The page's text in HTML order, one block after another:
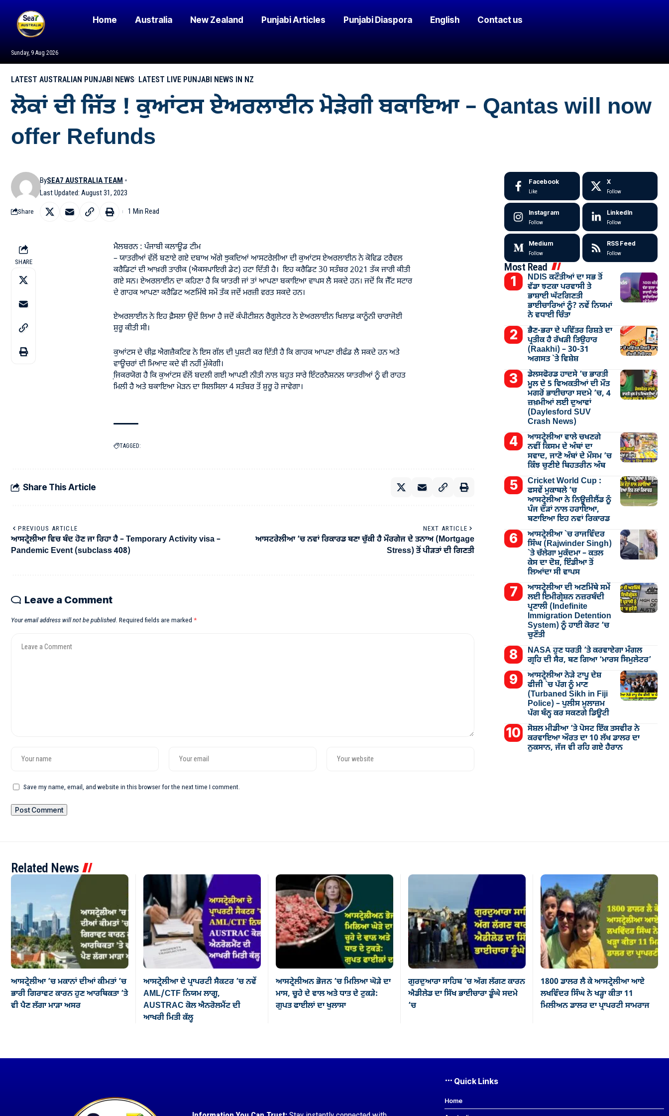
Sunday, 9 Aug 2026
Home Australia New Zealand Punjabi Articles Punjabi Diaspora English Contact us
LATEST AUSTRALIAN PUNJABI NEWS LATEST LIVE PUNJABI NEWS IN NZ
ਲੋਕਾਂ ਦੀ ਜਿੱਤ ! ਕੁਆਂਟਸ ਏਅਰਲਾਈਨ ਮੋੜੇਗੀ ਬਕਾਇਆ – Qantas will now
offer Refunds
Last Updated: August 31, 2023
BySEA7 AUSTRALIA TEAM
Share 1 Min Read
SHARE
ਮੈਲਬਰਨ : ਪੰਜਾਬੀ ਕਲਾਊਡ ਟੀਮ
– ਯਾਤਰੀਆਂ ਵੱਲੋਂ ਬਣਾਏ ਗਏ ਦਬਾਅ ਅੱਗੇ ਝੁਕਦਿਆਂ ਆਸਟਰੇਲੀਆ ਦੀ ਕੁਆਂਟਸ ਏਅਰਲਾਈਨ ਨੇ ਕੋਵਿਡ ਟਰੈਵਲ
ਕਰੈਡਿਟਾਂ ਦੀ ਆਖ਼ਰੀ ਤਾਰੀਕ (ਐਕਸਪਾਇਰੀ ਡੇਟ) ਹਟਾ ਦਿੱਤੀ ਹੈ। ਇਹ ਕਰੈਡਿਟ 30 ਸਤੰਬਰ 2021 ਤੱਕ ਜਾਰੀ ਕੀਤੀ
ਗਏ ਸਨ। ਏਅਰਲਾਈਨ ਦਾ ਕਹਿਣਾ ਹੈ ਕਿ ਯਾਤਰੀ ਜਾਂ ਤਾਂ ਆਪਣਾ ਬਕਾਇਆ ਵਾਪਸ ਲੈ ਸਕਦੇ ਹਨ। ਜਦੋਂ ਕਿ ਜੈੱਟ ਸਟਾਰ
ਦੇ ਗਾਹਕ ਆਪਣਾ ਕਰੈਡਿਟ ਅਣਮਿੱਥੇ ਸਮੇਂ ਤੱਕ ਜਦੋਂ ਮਰਜ਼ੀ ਵਰਤ ਸਕਦੇ ਹਨ।
ਏਅਰਲਾਈਨ ਨੇ ਇਹ ਫ਼ੈਸਲਾ ਉਦੋਂ ਲਿਆ ਹੈ ਜਦੋਂ ਕੰਪੀਟੀਸ਼ਨ ਰੈਗੂਲੇਟਰ ਨੇ ਏਅਰਲਾਈਨ ਖਿਲਾਫ਼ ਕਾਨੂੰਨੀ ਚਾਰਾਜੋਈ
ਸ਼ੁਰੂ ਕੀਤੀ ਸੀ।
ਕੁਆਂਟਸ ਦੇ ਚੀਫ਼ ਐਗਜ਼ੈਕਟਿਵ ਨੇ ਇਸ ਗੱਲ ਦੀ ਪੁਸ਼ਟੀ ਕਰ ਦਿੱਤੀ ਹੈ ਕਿ ਗਾਹਕ ਆਪਣਾ ਰੀਫੰਡ ਲੈ ਸਕਦੇ ਹਨ ਅਤੇ
ਵਾਊਚਰਾਂ ਦੀ ਮਿਆਦ ਕਦੇ ਵੀ ਨਹੀਂ ਮੁੱਕੇਗੀ।
ਜਿ਼ਕਰਯੋਗ ਹੈ ਕਿ ਕੁਆਂਟਸ ਵੱਲੋਂ ਬਦਲੀ ਗਈ ਆਪਣੀ ਨੀਤੀ ਨਾਲ ਬਹੁਤ ਸਾਰੇ ਇੰਟਰਨੈਸ਼ਨਲ ਯਾਤਰੀਆਂ ਨੂੰ ਵੀ ਰਾਹਤ
ਮਿਲੀ ਹੈ ਅਤੇ ਬਕਾਇਆ ਮੋੜਨ ਦਾ ਸਿਲਸਿਲਾ 4 ਸਤੰਬਰ ਤੋਂ ਸ਼ੁਰੂ ਹੋ ਜਾਵੇਗਾ।
TAGGED:
Share This Article
PREVIOUS ARTICLE
ਆਸਟ੍ਰੇਲੀਆ ਵਿਚ ਬੰਦ ਹੋਣ ਜਾ ਰਿਹਾ ਹੈ – Temporary Activity visa –
Pandemic Event (subclass 408)
NEXT ARTICLE
ਆਸਟਰੇਲੀਆ ‘ਚ ਨਵਾਂ ਰਿਕਾਰਡ ਬਣਾ ਚੁੱਕੀ ਹੈ ਮੌਰਗੇਜ ਦੇ ਤਨਾਅ (Mortgage
Stress) ਤੋਂ ਪੀੜਤਾਂ ਦੀ ਗਿਣਤੀ
Leave a Comment
Your email address will not be published. Required fields are marked *
Save my name, email, and website in this browser for the next time I comment.
Facebook
Like
X
Follow
Instagram
Follow
LinkedIn
Follow
Medium
Follow
RSS Feed
Follow
Most Read
NDIS ਕਟੌਤੀਆਂ ਦਾ ਸਭ ਤੋਂ
ਵੱਡਾ ਝਟਕਾ ਪਰਵਾਸੀ ਤੇ
ਭਾਸ਼ਾਈ ਘੱਟਗਿਣਤੀ
ਭਾਈਚਾਰਿਆਂ ਨੂੰ? ਨਵੇਂ ਨਿਯਮਾਂ
ਨੇ ਵਧਾਈ ਚਿੰਤਾ
ਭੈਣ-ਭਰਾ ਦੇ ਪਵਿੱਤਰ ਰਿਸ਼ਤੇ ਦਾ
ਪ੍ਰਤੀਕ ਹੈ ਰੱਖੜੀ ਤਿਉਹਾਰ
(Raakhi) – 30-31
ਅਗਸਤ `ਤੇ ਵਿਸ਼ੇਸ਼
ਡੇਲਸਫੋਰਡ ਹਾਦਸੇ ’ਚ ਭਾਰਤੀ
ਮੂਲ ਦੇ 5 ਵਿਅਕਤੀਆਂ ਦੀ ਮੌਤ
ਮਗਰੋਂ ਭਾਈਚਾਰਾ ਸਦਮੇ ’ਚ, 4
ਜ਼ਖ਼ਮੀਆਂ ਲਈ ਦੁਆਵਾਂ
(Daylesford SUV
Crash News)
ਆਸਟ੍ਰੇਲੀਆ ਵਾਲੇ ਚਖਣਗੇ
ਨਵੀਂ ਕਿਸਮ ਦੇ ਅੰਬਾਂ ਦਾ
ਸਵਾਦ, ਜਾਣੋ ਅੰਬਾਂ ਦੇ ਮੌਸਮ ’ਚ
ਕਿੰਝ ਚੁਣੀਏ ਬਿਹਤਰੀਨ ਅੰਬ
Cricket World Cup :
ਫਸਵੇਂ ਮੁਕਾਬਲੇ ’ਚ
ਆਸਟ੍ਰੇਲੀਆ ਨੇ ਨਿਊਜ਼ੀਲੈਂਡ ਨੂੰ
ਪੰਜ ਦੌੜਾਂ ਨਾਲ ਹਰਾਇਆ,
ਬਣਾਇਆ ਇਹ ਨਵਾਂ ਰਿਕਾਰਡ
ਆਸਟ੍ਰੇਲੀਆ `ਚ ਰਾਜਵਿੰਦਰ
ਸਿੰਘ (Rajwinder Singh)
`ਤੇ ਚੱਲੇਗਾ ਮੁੁਕੱਦਮਾ – ਕਤਲ
ਕੇਸ ਦਾ ਦੋਸ਼, ਇੰਡੀਆ ਤੋਂ
ਲਿਆਂਦਾ ਸੀ ਵਾਪਸ
ਆਸਟ੍ਰੇਲੀਆ ਦੀ ਅਣਮਿੱਥੇ ਸਮੇਂ
ਲਈ ਇਮੀਗ੍ਰੇਸ਼ਨ ਨਜ਼ਰਬੰਦੀ
ਪ੍ਰਣਾਲੀ (Indefinite
Immigration Detention
System) ਨੂੰ ਹਾਈ ਕੋਰਟ ’ਚ
ਚੁਣੌਤੀ
NASA ਹੁਣ ਧਰਤੀ ’ਤੇ ਕਰਵਾਏਗਾ ਮੰਗਲ
ਗ੍ਰਹਿ ਦੀ ਸੈਰ, ਬਣ ਗਿਆ ‘ਮਾਰਸ ਸਿਮੁਲੇਟਰ’
ਆਸਟ੍ਰੇਲੀਆ ਨੇੜੇ ਟਾਪੂ ਦੇਸ਼
ਫੀਜੀ `ਚ ਪੱਗ ਨੂੰ ਮਾਣ
(Turbaned Sikh in Fiji
Police) – ਪੁਲੀਸ ਮੁਲਾਜ਼ਮ
ਪੱਗ ਬੰਨ੍ਹ ਕਰ ਸਕਣਗੇ ਡਿਊਟੀ
ਸੋਸ਼ਲ ਮੀਡੀਆ ’ਤੇ ਪੋਸਟ ਇੱਕ ਤਸਵੀਰ ਨੇ
ਕਰਵਾਇਆ ਔਰਤ ਦਾ 10 ਲੱਖ ਡਾਲਰ ਦਾ
ਨੁਕਸਾਨ, ਜੱਜ ਵੀ ਰਹਿ ਗਏ ਹੈਰਾਨ
Related News
ਆਸਟ੍ਰੇਲੀਆ ’ਚ ਮਕਾਨਾਂ ਦੀਆਂ ਕੀਮਤਾਂ ’ਚ
ਭਾਰੀ ਗਿਰਾਵਟ ਕਾਰਨ ਹੁਣ ਆਰਥਿਕਤਾ ’ਤੇ
ਵੀ ਪੈਣ ਲੱਗਾ ਮਾੜਾ ਅਸਰ
ਆਸਟ੍ਰੇਲੀਆ ਦੇ ਪ੍ਰਾਪਰਟੀ ਸੈਕਟਰ ’ਚ ਨਵੇਂ
AML/CTF ਨਿਯਮ ਲਾਗੂ,
AUSTRAC ਕੋਲ ਐਨਰੋਲਮੈਂਟ ਦੀ
ਆਖਰੀ ਮਿਤੀ ਕੱਲ੍ਹ
ਆਸਟ੍ਰੇਲੀਅਨ ਭੋਜਨ ’ਚ ਮਿਲਿਆ ਘੋੜੇ ਦਾ
ਮਾਸ, ਚੂਹੇ ਦੇ ਵਾਲ ਅਤੇ ਧਾਤ ਦੇ ਟੁਕੜੇ:
ਗੁਪਤ ਫਾਈਲਾਂ ਦਾ ਖੁਲਾਸਾ
ਗੁਰਦੁਆਰਾ ਸਾਹਿਬ ’ਚ ਅੱਗ ਲੱਗਣ ਕਾਰਨ
ਐਡੀਲੇਡ ਦਾ ਸਿੱਖ ਭਾਈਚਾਰਾ ਡੂੰਘੇ ਸਦਮੇ
’ਚ
1800 ਡਾਲਰ ਲੈ ਕੇ ਆਸਟ੍ਰੇਲੀਆ ਆਏ
ਲਖਵਿੰਦਰ ਸਿੰਘ ਨੇ ਖੜ੍ਹਾ ਕੀਤਾ 11
ਮਿਲੀਅਨ ਡਾਲਰ ਦਾ ਪ੍ਰਾਪਰਟੀ ਸਾਮਰਾਜ
Quick Links
Home